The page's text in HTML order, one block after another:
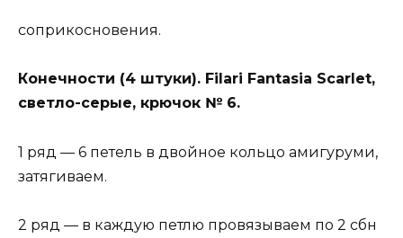
соприкосновения.
Конечности (4 штуки). Filari Fantasia Scarlet,
светло-серые, крючок № 6.
1 ряд — 6 петель в двойное кольцо амигуруми,
затягиваем.
2 ряд — в каждую петлю провязываем по 2 сбн